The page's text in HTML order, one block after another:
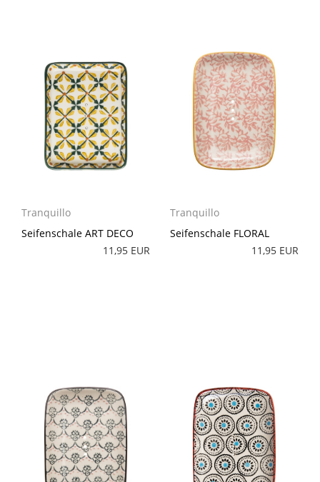
Tranquillo
Seifenschale ART DECO
11,95 EUR
Tranquillo
Seifenschale FLORAL
11,95 EUR